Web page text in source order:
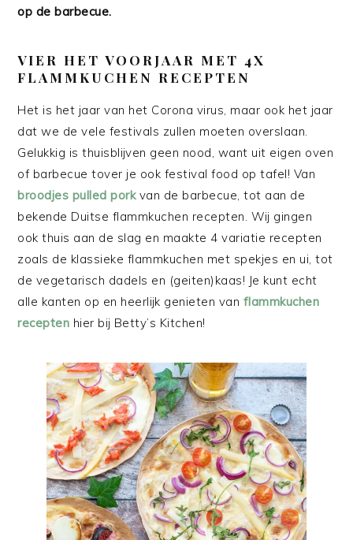
op de barbecue.
VIER HET VOORJAAR MET 4X
FLAMMKUCHEN RECEPTEN
Het is het jaar van het Corona virus, maar ook het jaar
dat we de vele festivals zullen moeten overslaan.
Gelukkig is thuisblijven geen nood, want uit eigen oven
of barbecue tover je ook festival food op tafel! Van
broodjes pulled porkvan de barbecue, tot aan de
bekende Duitse flammkuchen recepten. Wij gingen
ook thuis aan de slag en maakte 4 variatie recepten
zoals de klassieke flammkuchen met spekjes en ui, tot
de vegetarisch dadels en (geiten)kaas! Je kunt echt
alle kanten op en heerlijk genieten van flammkuchen
recepten hier bij Betty’s Kitchen!